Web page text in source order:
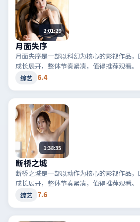
2:01:29
月面失序
月面失序是一部以科幻为核心的影视作品
成长展开，整体节奏紧凑，值得推荐观看。
综艺 6.4
1:38:35
断桥之城
断桥之城是一部以动作为核心的影视作品
成长展开，整体节奏紧凑，值得推荐观看。
综艺 7.6